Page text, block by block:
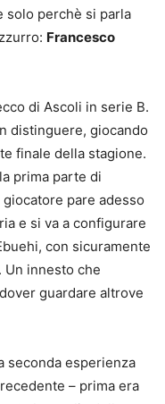
solo perchè si parla
Francesco
di Ascoli in serie B.
distinguere, giocando
finale della stagione.
prima parte di
pare adesso
e si va a configurare
con sicuramente
Un innesto che
guardare altrove
seconda esperienza
– prima era